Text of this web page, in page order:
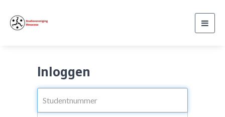
Inloggen